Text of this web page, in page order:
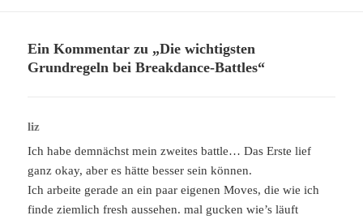
Ein Kommentar zu „Die wichtigsten
Grundregeln bei Breakdance-Battles“
liz
Ich habe demnächst mein zweites battle… Das Erste lief
ganz okay, aber es hätte besser sein können.
Ich arbeite gerade an ein paar eigenen Moves, die wie ich
finde ziemlich fresh aussehen. mal gucken wie’s läuft